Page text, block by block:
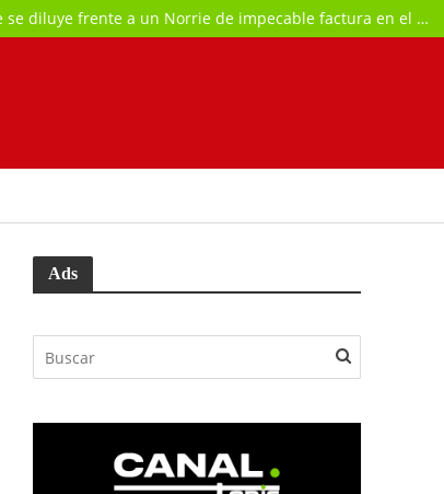
Buse se diluye frente a un Norrie de impecable factura en el Masters de Montreal
Ads